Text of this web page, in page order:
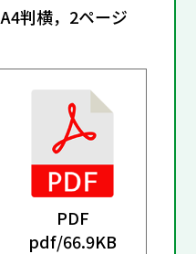
A4判横，2ページ
PDF
pdf/66.9KB